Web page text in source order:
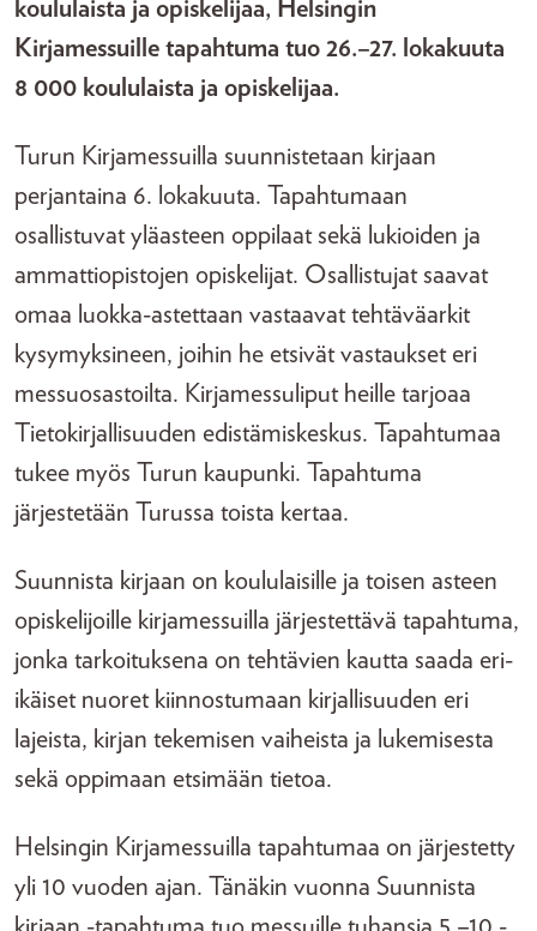
koululaista ja opiskelijaa, Helsingin
Kirjamessuille tapahtuma tuo 26.­–27. lokakuuta
8 000 koululaista ja opiskelijaa.
Turun Kirjamessuilla suunnistetaan kirjaan
perjantaina 6. lokakuuta. Tapahtumaan
osallistuvat yläasteen oppilaat sekä lukioiden ja
ammattiopistojen opiskelijat. Osallistujat saavat
omaa luokka-astettaan vastaavat tehtäväarkit
kysymyksineen, joihin he etsivät vastaukset eri
messuosastoilta. Kirjamessuliput heille tarjoaa
Tietokirjallisuuden edistämiskeskus. Tapahtumaa
tukee myös Turun kaupunki. Tapahtuma
järjestetään Turussa toista kertaa.
Suunnista kirjaan on koululaisille ja toisen asteen
opiskelijoille kirjamessuilla järjestettävä tapahtuma,
jonka tarkoituksena on tehtävien kautta saada eri-
ikäiset nuoret kiinnostumaan kirjallisuuden eri
lajeista, kirjan tekemisen vaiheista ja lukemisesta
sekä oppimaan etsimään tietoa.
Helsingin Kirjamessuilla tapahtumaa on järjestetty
yli 10 vuoden ajan. Tänäkin vuonna Suunnista